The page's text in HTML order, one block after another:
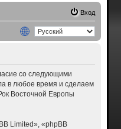
Вход
со следующими
в любое время и сделаем
Восточной Европы
Limited», «phpBB